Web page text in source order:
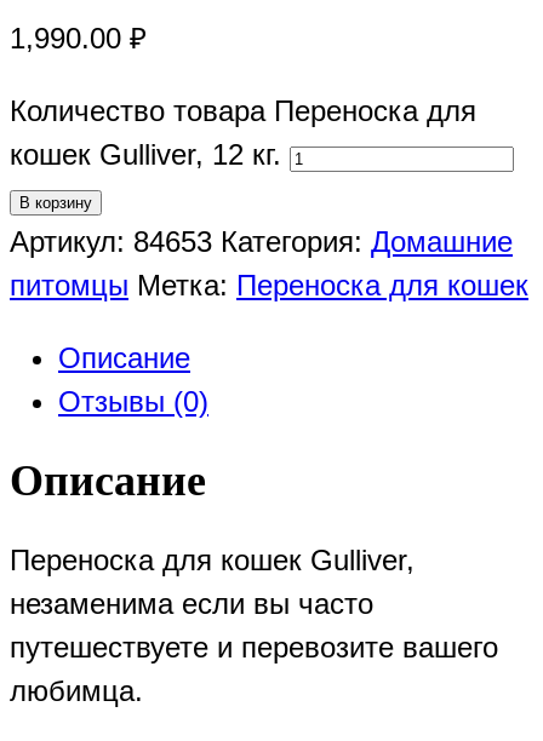
1,990.00 ₽
Количество товара Переноска для
кошек Gulliver, 12 кг.
В корзину
Артикул: 84653 Категория: Домашние
питомцы Метка: Переноска для кошек
Описание
Отзывы (0)
Описание
Переноска для кошек Gulliver,
незаменима если вы часто
путешествуете и перевозите вашего
любимца.